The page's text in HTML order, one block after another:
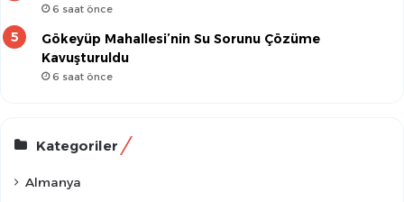
6 saat önce
Gökeyüp Mahallesi’nin Su Sorunu Çözüme
Kavuşturuldu
6 saat önce
Kategoriler
Almanya